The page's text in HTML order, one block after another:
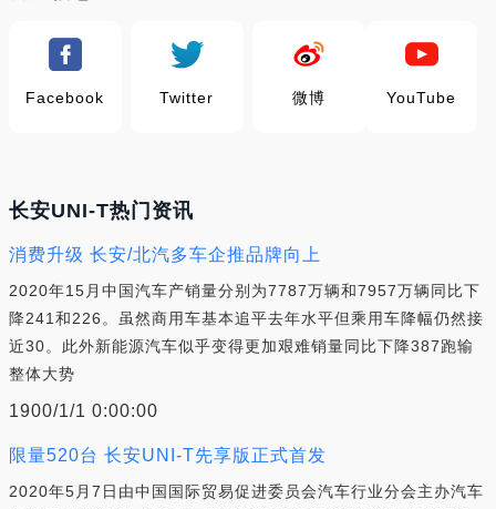
Facebook Twitter 微博 YouTube
长安UNI-T热门资讯
消费升级 长安/北汽多车企推品牌向上
2020年15月中国汽车产销量分别为7787万辆和7957万辆同比下
降241和226。虽然商用车基本追平去年水平但乘用车降幅仍然接
近30。此外新能源汽车似乎变得更加艰难销量同比下降387跑输
整体大势
1900/1/1 0:00:00
限量520台 长安UNI-T先享版正式首发
2020年5月7日由中国国际贸易促进委员会汽车行业分会主办汽车